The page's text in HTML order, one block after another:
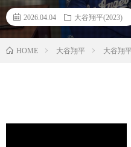
2026.04.04 大谷翔平(2023)
HOME 大谷翔平 大谷翔